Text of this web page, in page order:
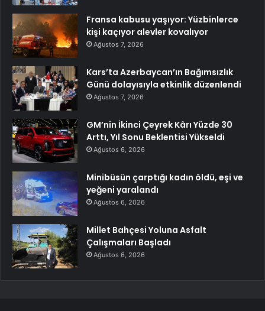
Fransa kabusu yaşıyor: Yüzbinlerce
kişi kaçıyor alevler kovalıyor
Ağustos 7, 2026
Kars’ta Azerbaycan’ın Bağımsızlık
Günü dolayısıyla etkinlik düzenlendi
Ağustos 7, 2026
GM’nin İkinci Çeyrek Kârı Yüzde 30
Arttı, Yıl Sonu Beklentisi Yükseldi
Ağustos 6, 2026
Minibüsün çarptığı kadın öldü, eşi ve
yeğeni yaralandı
Ağustos 6, 2026
Millet Bahçesi Yoluna Asfalt
Çalışmaları Başladı
Ağustos 6, 2026